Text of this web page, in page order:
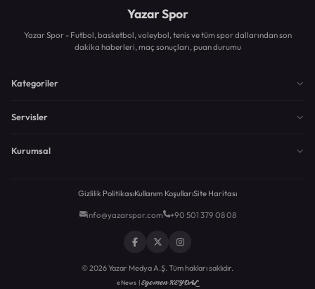
Yazar Spor
Yazar Spor - Futbol, basketbol, voleybol, tenis ve tüm spor dallarından son
dakika haberleri, maç sonuçları, puan durumu
Kategoriler
Servisler
Kurumsal
Gizlilik PolitikasıKullanım KoşullarıSite Haritası
info@yazarspor.com +90 501 379 08 08
© 2026 Yazar Medya A.Ş. Tüm hakları saklıdır.
eNews |Egemen KEYDAL